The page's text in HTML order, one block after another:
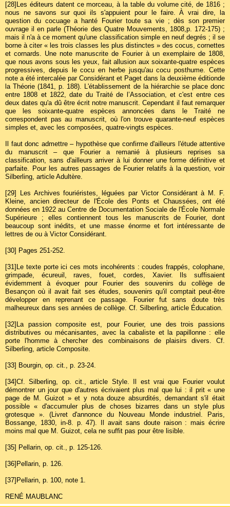
[28] Les éditeurs datent ce morceau, à la table du volume cité, de 1816 ;
nous ne savons sur quoi ils s'appuient pour le faire. À vrai dire, la
question du cocuage a hanté Fourier toute sa vie ; dès son premier
ouvrage il en parle (Théorie des Quatre Mouvements, 1808,p. 172-175) ;
mais il n'a à ce moment qu'une classification simple en neuf degrés ; il se
borne à citer « les trois classes les plus distinctes » des cocus, cornettes
et cornards. Une note manuscrite de Fourier à un exemplaire de 1808,
que nous avons sous les yeux, fait allusion aux soixante-quatre espèces
progressives, depuis le cocu en herbe jusqu'au cocu posthume. Cette
note a été intercalée par Considérant et Paget dans la deuxième éditionde
la Théorie (1841, p. 188). L'établissement de la hiérarchie se place donc
entre 1808 et 1822, date du Traité de l’Association, et c'est entre ces
deux dates qu'a dû être écrit notre manuscrit. Cependant il faut remarquer
que les soixante-quatre espèces annoncées dans le Traité ne
correspondent pas au manuscrit, où l'on trouve quarante-neuf espèces
simples et, avec les composées, quatre-vingts espèces.
Il faut donc admettre – hypothèse que confirme d'ailleurs l'étude attentive
du manuscrit – que Fourier a remanié à plusieurs reprises sa
classification, sans d'ailleurs arriver à lui donner une forme définitive et
parfaite. Pour les autres passages de Fourier relatifs à la question, voir
Silberling, article Adultère.
[29]
Les Archives fouriéristes, léguées par Victor Considérant à M. F.
Kleine, ancien directeur de l'École des Ponts et Chaussées, ont été
données en 1922 au Centre de Documentation Sociale de l'École Normale
Supérieure ; elles contiennent tous les manuscrits de Fourier, dont
beaucoup sont inédits, et une masse énorme et fort intéressante de
lettres de ou à Victor Considérant.
[30] Pages 251-252.
[31] Le texte porte ici ces mots incohérents : coudes frappés, colophane,
grimpade, écureuil, raves, fouet, cordes, Xavier. Ils suffisaient
évidemment à évoquer pour Fourier des souvenirs du collège de
Besançon où il avait fait ses études, souvenirs qu'il comptait peut-être
développer en reprenant ce passage. Fourier fut sans doute très
malheureux dans ses années de collège. Cf. Silberling, article Éducation.
[32] La passion composite est, pour Fourier, une des trois passions
distributives ou mécanisantes, avec la cabaliste et la papillonne : elle
porte l'homme à chercher des combinaisons de plaisirs divers. Cf.
Silberling, article Composite.
[33] Bourgin, op. cit., p. 23-24.
[34]Cf. Silberling, op. cit., article Style. Il est vrai que Fourier voulut
démontrer un jour que d'autres écrivaient plus mal que lui : il prit « une
page de M. Guizot » et y nota douze absurdités, demandant s'il était
possible « d'accumuler plus de choses bizarres dans un style plus
grotesque ». (Livret d'annonce du Nouveau Monde industriel. Paris,
Bossange, 1830, in-8. p. 47). Il avait sans doute raison : mais écrire
moins mal que M. Guizot, cela ne suffit pas pour être lisible.
[35] Pellarin, op. cit., p. 125-126.
[36] Pellarin, p. 126.
[37] Pellarin, p. 100, note 1.
RENÉ MAUBLANC